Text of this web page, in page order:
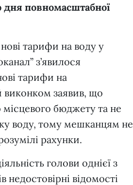
дня повномасштабної
нові тарифи на воду у
з’явилося
тарифи на
виконком заявив, що
бюджету та не
воду, тому мешканцям не
рахунки.
голови однієї з
недостовірні відомості